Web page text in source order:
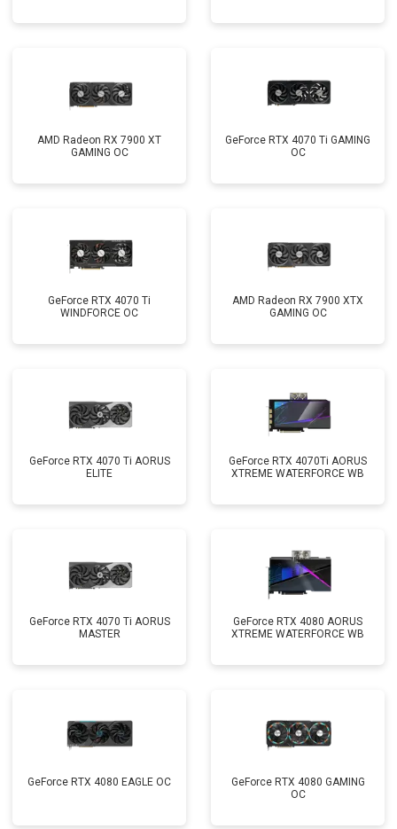
AMD Radeon RX 7900 XT
GAMING OC
GeForce RTX 4070 Ti GAMING
OC
GeForce RTX 4070 Ti
WINDFORCE OC
AMD Radeon RX 7900 XTX
GAMING OC
GeForce RTX 4070 Ti AORUS
ELITE
GeForce RTX 4070Ti AORUS
XTREME WATERFORCE WB
GeForce RTX 4070 Ti AORUS
MASTER
GeForce RTX 4080 AORUS
XTREME WATERFORCE WB
GeForce RTX 4080 EAGLE OC
GeForce RTX 4080 GAMING
OC